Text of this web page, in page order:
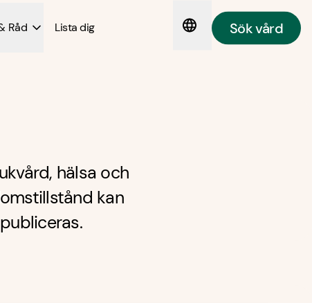
Råd Lista dig Sök vård
hälsa och
kan